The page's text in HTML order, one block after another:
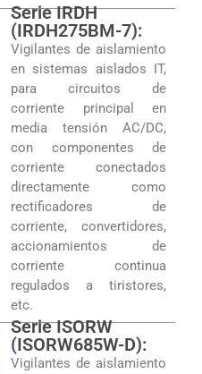
Serie IRDH
(IRDH275BM-7):
Vigilantes de aislamiento
en sistemas aislados IT,
para circuitos de
corriente principal en
media tensión AC/DC,
con componentes de
corriente conectados
directamente como
rectificadores de
corriente, convertidores,
accionamientos de
corriente continua
regulados a tiristores,
etc.
Serie ISORW
(ISORW685W-D):
Vigilantes de aislamiento